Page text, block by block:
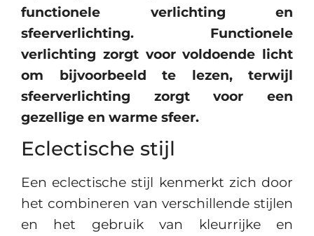
functionele verlichting en
sfeerverlichting. Functionele
verlichting zorgt voor voldoende licht
om bijvoorbeeld te lezen, terwijl
sfeerverlichting zorgt voor een
gezellige en warme sfeer.
Eclectische stijl
Een eclectische stijl kenmerkt zich door
het combineren van verschillende stijlen
en het gebruik van kleurrijke en